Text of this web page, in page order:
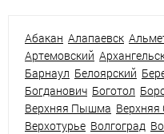
Абакан Алапаевск
Артемовский
Барнаул Белоярский
Богданович Боготол
Верхняя Пышма Верхняя
Верхотурье Волгоград